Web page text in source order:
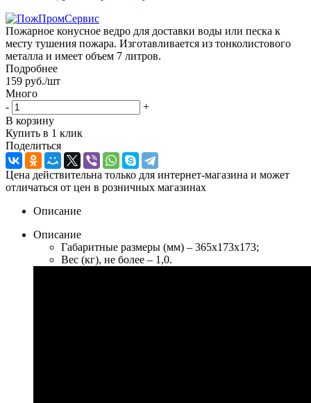
Пожарное конусное ведро для доставки воды или песка к
месту тушения пожара. Изготавливается из тонколистового
металла и имеет объем 7 литров.
Подробнее
159 руб./шт
Много
-
+
В корзину
Купить в 1 клик
Поделиться
Цена действительна только для интернет-магазина и может
отличаться от цен в розничных магазинах
Описание
Описание
Габаритные размеры (мм) – 365х173х173;
Вес (кг), не более – 1,0.